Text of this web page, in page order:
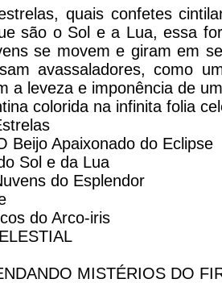
quais confetes
são o Sol e a Lua, essa
se movem e giram em
avassaladores, como
a leveza e imponência de
colorida na infinita folia
Beijo Apaixonado do Eclipse
Sol e da Lua
do Esplendor
do Arco-iris
MISTÉRIOS DO